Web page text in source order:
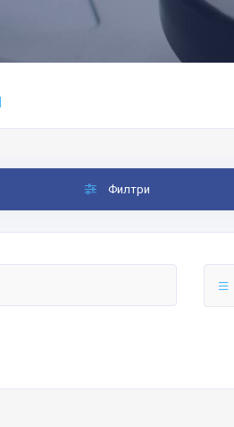
Филтри